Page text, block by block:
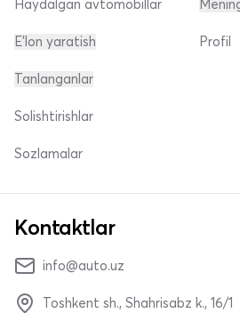
Haydalgan avtomobillar
E'lon yaratish Profil
Tanlanganlar
Solishtirishlar
Sozlamalar
Kontaktlar
info@auto.uz
Toshkent sh., Shahrisabz k., 16/1